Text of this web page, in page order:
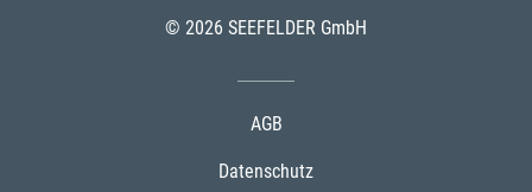
© 2026 SEEFELDER GmbH
AGB
Datenschutz